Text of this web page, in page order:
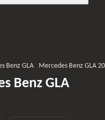
Benz GLA Mercedes Benz GLA
Benz GLA